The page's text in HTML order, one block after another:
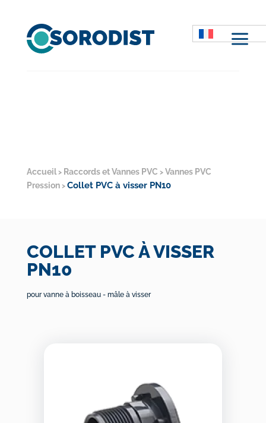
M
Accueil> Raccords et Vannes PVC > Vannes PVC
Pression> Collet PVC à visser PN10
COLLET PVC À VISSER
PN10
pour vanne à boisseau - mâle à visser